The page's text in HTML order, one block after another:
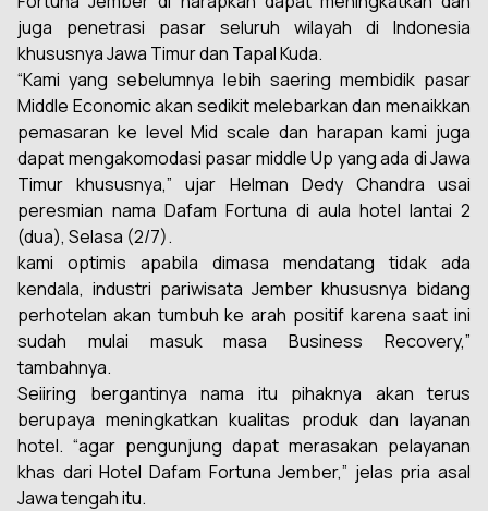
juga penetrasi pasar seluruh wilayah di Indonesia
khususnya Jawa Timur dan Tapal Kuda.
“Kami yang sebelumnya lebih saering membidik pasar
Middle Economicakan sedikit melebarkan dan menaikkan
pemasaran ke level Mid scale dan harapan kami juga
dapat mengakomodasi pasarmiddle Up yang ada di Jawa
Timur khususnya,” ujar Helman Dedy Chandra usai
peresmian nama Dafam Fortuna di aula hotel lantai 2
(dua), Selasa (2/7).
kami optimis apabila dimasa mendatang tidak ada
kendala, industri pariwisata Jember khususnya bidang
perhotelan akan tumbuh ke arah positif karena saat ini
sudah mulai masuk masaBusiness Recovery,”
tambahnya.
Seiiring bergantinya nama itu pihaknya akan terus
berupaya meningkatkan kualitas produk dan layanan
hotel. “agar pengunjung dapat merasakan pelayanan
khas dari Hotel Dafam Fortuna Jember,” jelas pria asal
Jawa tengah itu.